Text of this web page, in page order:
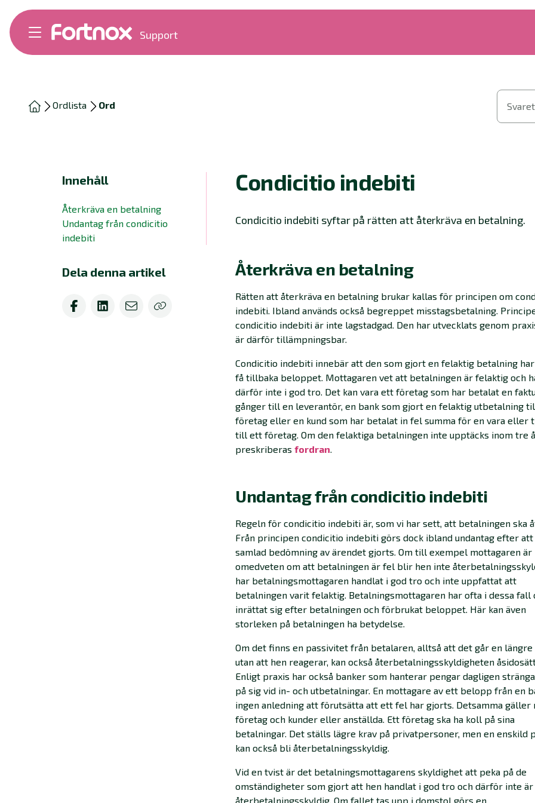
Support
Bokföring
Byt till Fortnox
Support Play
Ordlista
Ordlista Ord
Innehåll
Återkräva en betalning
Undantag från condicitio
indebiti
Dela denna artikel
Condicitio indebiti
Condicitio indebiti syftar på rätten att återkräva en betalning.
Återkräva en betalning
Rätten att återkräva en betalning brukar kallas för principen om
indebiti. Ibland används också begreppet misstagsbetalning.
condicitio indebiti är inte lagstadgad. Den har utvecklats genom
är därför tillämpningsbar.
Condicitio indebiti innebär att den som gjort en felaktig betalning
få tillbaka beloppet. Mottagaren vet att betalningen är felaktig och
därför inte i god tro. Det kan vara ett företag som har betalat en
gånger till en leverantör, en bank som gjort en felaktig utbetalning
företag eller en kund som har betalat in fel summa för en vara eller
till ett företag. Om den felaktiga betalningen inte upptäcks inom tre
preskriberas fordran.
Undantag från condicitio indebiti
Regeln för condicitio indebiti är, som vi har sett, att betalningen ska
Från principen condicitio indebiti görs dock ibland undantag efter att
samlad bedömning av ärendet gjorts. Om till exempel mottagaren är
omedveten om att betalningen är fel blir hen inte
har betalningsmottagaren handlat i god tro och inte uppfattat att
betalningen varit felaktig. Betalningsmottagaren har ofta i dessa fall
inrättat sig efter betalningen och förbrukat beloppet. Här kan även
storleken på betalningen ha betydelse.
Om det finns en passivitet från betalaren, alltså att det går en
utan att hen reagerar, kan också återbetalningsskyldigheten
Enligt praxis har också banker som hanterar pengar dagligen
på sig vid in- och utbetalningar. En mottagare av ett belopp från en
ingen anledning att förutsätta att ett fel har gjorts. Detsamma gäller
företag och kunder eller anställda. Ett företag ska ha koll på sina
betalningar. Det ställs lägre krav på privatpersoner, men en enskild
kan också bli återbetalningsskyldig.
Vid en tvist är det betalningsmottagarens skyldighet att peka på de
omständigheter som gjort att hen handlat i god tro och därför inte är
återbetalningsskyldig. Om fallet tas upp i domstol görs en